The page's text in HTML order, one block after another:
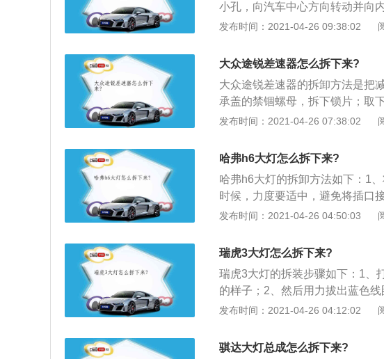
小孔，向汽车中心方向转动并向
灯罩上部，灯罩后面可见到两个
灯泡。
发布时间：2021-04-26 09:38:02
大众途锐差速器怎么拆下来?
大众途锐差速器的拆卸方法是把
承盖的禁锢螺母，拆下锁片；取
成。汽车差速器油的更换步骤如
油流出，注意躲避；2、当部分
小心托住，这里还有大量的废油
隙清洁不干净可以借助工具用棉
后逐一安装；4、将更换部件的
漏油；将清洁干净的油槽以及油
发布时间：2021-04-26 07:38:02
哈弗h6大灯怎么拆下来?
哈弗h6大灯的拆卸方法如下：1
时候，力度要适中，避免将插口
后，将灯泡背后的防水盖拿掉，
将灯泡从反射罩中取出，取出灯
松开后，再往外抽出灯泡；4、
泡底座上有若干固定卡位。安装
将灯泡插入反射罩，对准安装位
确保防水盖边缘和固定位完全贴
发布时间：2021-04-26 04:50:03
瑞虎3大灯怎么拆下来?
瑞虎3大灯的拆装步骤如下：1、
的样子；2、然后用力拔出蓝色
稍微用力。直接拔下来露出灯尾
金属卡子的手柄；4、按蓝色箭
发布时间：2021-04-26 04:12:02
骐达大灯总成怎么拆下来?